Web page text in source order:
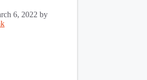
6, 2022 by